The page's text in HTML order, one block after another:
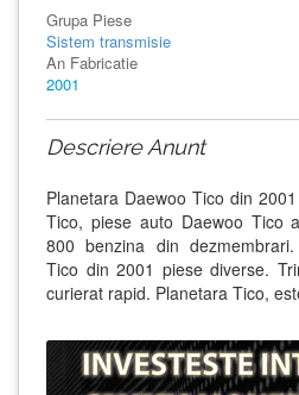
Grupa Piese
Sistem transmisie
An Fabricatie
2001
Descriere Anunt
Planetara Daewoo Tico din
Tico, piese auto Daewoo Tico
800 benzina din
Tico din 2001 piese diverse.
curierat rapid. Planetara Tico,